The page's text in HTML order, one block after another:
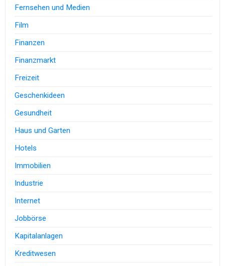
Fernsehen und Medien
Film
Finanzen
Finanzmarkt
Freizeit
Geschenkideen
Gesundheit
Haus und Garten
Hotels
Immobilien
Industrie
Internet
Jobbörse
Kapitalanlagen
Kreditwesen